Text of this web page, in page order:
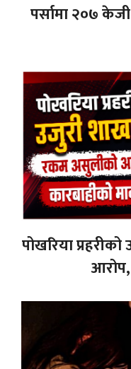
पर्सामा २०७
पोखरिया